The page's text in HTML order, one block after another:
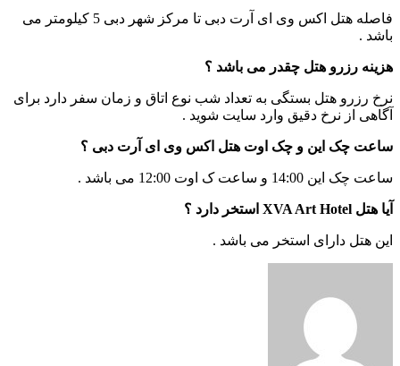
فاصله هتل اکس وی ای آرت دبی تا مرکز شهر دبی 5 کیلومتر می
باشد .
هزینه رزرو هتل چقدر می باشد ؟
نرخ رزرو هتل بستگی به تعداد شب نوع اتاق و زمان سفر دارد برای
آگاهی از نرخ دقیق وارد سایت شوید .
ساعت چک این و چک اوت هتل اکس وی ای آرت دبی ؟
ساعت چک این 14:00 و ساعت ک اوت 12:00 می باشد .
آیا هتل XVA Art Hotel استخر دارد ؟
این هتل دارای استخر می باشد .